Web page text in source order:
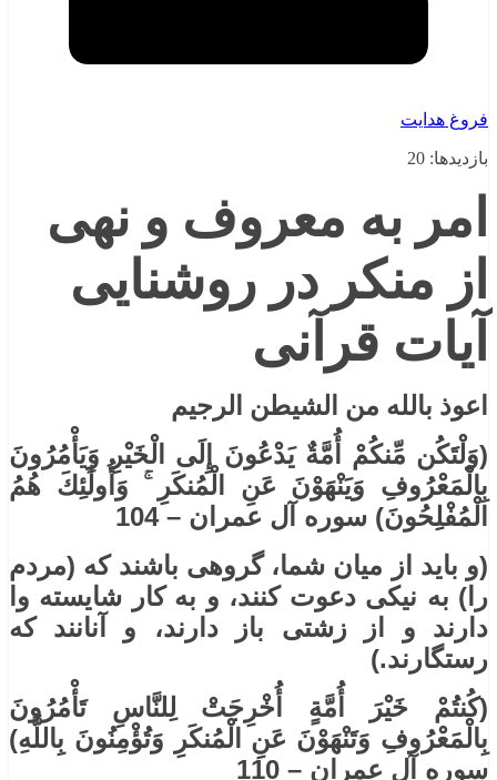
فروغ هدایت
بازدیدها: 20
امر به معروف و نهی
از منکر در روشنایی
آیات قرآنی
اعوذ بالله من الشیطن الرجیم
(وَلْتَكُن مِّنكُمْ أُمَّةٌ يَدْعُونَ إِلَى الْخَيْرِ وَيَأْمُرُونَ
بِالْمَعْرُوفِ وَيَنْهَوْنَ عَنِ الْمُنكَرِ ۚ وَأُولَٰئِكَ هُمُ
الْمُفْلِحُونَ) سوره آل عمران – 104
(و باید از میان شما، گروهی باشند که (مردم
را) به نیکی دعوت کنند، و به کار شایسته وا
دارند و از زشتی باز دارند، و آنانند که
رستگارند.)
(كُنتُمْ خَيْرَ أُمَّةٍ أُخْرِجَتْ لِلنَّاسِ تَأْمُرُونَ
بِالْمَعْرُوفِ وَتَنْهَوْنَ عَنِ الْمُنكَرِ وَتُؤْمِنُونَ بِاللَّهِ)
سوره آل عمران – 110